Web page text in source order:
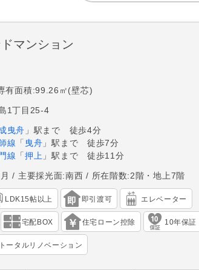
マンション
有面積:99.26㎡(壁芯)
1丁目25-4
曳舟 」駅まで 徒歩4分
線 「 曳舟 」駅まで 徒歩7分
線 「押上 」駅まで 徒歩11分
主要採光面:南西 所在階数:2階・地上7階
LDK15帖以上 即引渡可 エレベーター
宅配BOX 住宅ローン控除 10年保証
ータルリノベーション